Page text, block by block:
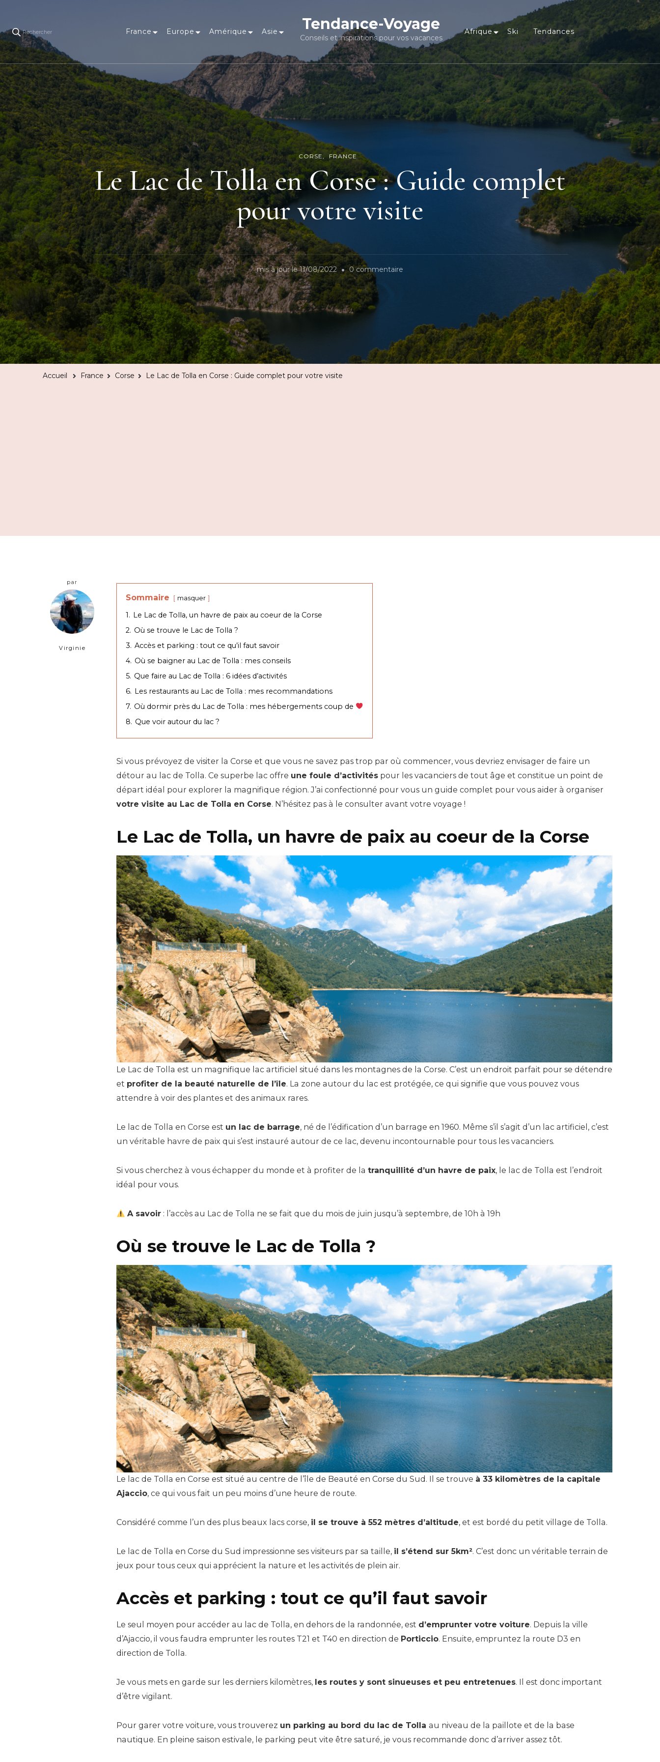
Rechercher France Europe Amérique Asie Tendance-Voyage
Conseils et inspirations pour vos vacances
Afrique Ski Tendances
CORSE FRANCE
Le Lac de Tolla en Corse : Guide complet
pour votre visite
mis à jour le11/08/2022 0 commentaire
Tolla
en
Corse
Accueil France Corse Le Lac de Tolla en Corse : Guide complet pour votre visite
par
Virginie
Sommaire masquer
1. Le Lac de Tolla, un havre de paix au coeur de la Corse
2. Où se trouve le Lac de Tolla ?
3. Accès et parking : tout ce qu’il faut savoir
4. Où se baigner au Lac de Tolla : mes conseils
5. Que faire au Lac de Tolla : 6 idées d’activités
6. Les restaurants au Lac de Tolla : mes recommandations
7. Où dormir près du Lac de Tolla : mes hébergements coup de
8. Que voir autour du lac ?
Si vous prévoyez de visiter la Corse et que vous ne savez pas trop par où commencer, vous devriez envisager de faire un
détour au lac de Tolla. Ce superbe lac offre une foule d’activités pour les vacanciers de tout âge et constitue un point de
départ idéal pour explorer la magnifique région. J’ai confectionné pour vous un guide complet pour vous aider à organiser
votre visite au Lac de Tolla en Corse. N’hésitez pas à le consulter avant votre voyage !
Le Lac de Tolla, un havre de paix au coeur de la Corse
Le Lac de Tolla est un magnifique lac artificiel situé dans les montagnes de la Corse. C’est un endroit parfait pour se détendre
et profiter de la beauté naturelle de l’île. La zone autour du lac est protégée, ce qui signifie que vous pouvez vous
attendre à voir des plantes et des animaux rares.
Le lac de Tolla en Corse est un lac de barrage, né de l’édification d’un barrage en 1960. Même s’il s’agit d’un lac artificiel, c’est
un véritable havre de paix qui s’est instauré autour de ce lac, devenu incontournable pour tous les vacanciers.
Si vous cherchez à vous échapper du monde et à profiter de la tranquillité d’un havre de paix, le lac de Tolla est l’endroit
idéal pour vous.
A savoir : l’accès au Lac de Tolla ne se fait que du mois de juin jusqu’à septembre, de 10h à 19h
Où se trouve le Lac de Tolla ?
Le lac de Tolla en Corse est situé au centre de l’île de Beauté en Corse du Sud. Il se trouve à 33 kilomètres de la capitale
Ajaccio, ce qui vous fait un peu moins d’une heure de route.
Considéré comme l’un des plus beaux lacs corse, il se trouve à 552 mètres d’altitude, et est bordé du petit village de Tolla.
Le lac de Tolla en Corse du Sud impressionne ses visiteurs par sa taille, il s’étend sur 5km². C’est donc un véritable terrain de
jeux pour tous ceux qui apprécient la nature et les activités de plein air.
Accès et parking : tout ce qu’il faut savoir
Le seul moyen pour accéder au lac de Tolla, en dehors de la randonnée, est d’emprunter votre voiture. Depuis la ville
d’Ajaccio, il vous faudra emprunter les routes T21 et T40 en direction de Porticcio. Ensuite, empruntez la route D3 en
direction de Tolla.
Je vous mets en garde sur les derniers kilomètres, les routes y sont sinueuses et peu entretenues. Il est donc important
d’être vigilant.
Pour garer votre voiture, vous trouverez un parking au bord du lac de Tolla au niveau de la paillote et de la base
nautique. En pleine saison estivale, le parking peut vite être saturé, je vous recommande donc d’arriver assez tôt.